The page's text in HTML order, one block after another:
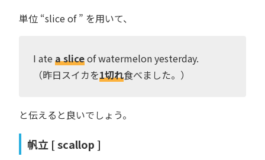
単位 “slice of ” を用いて、
I atea sliceof watermelon yesterday.
（昨日スイカを1切れ食べました。）
と伝えると良いでしょう。
帆立 [ scallop ]